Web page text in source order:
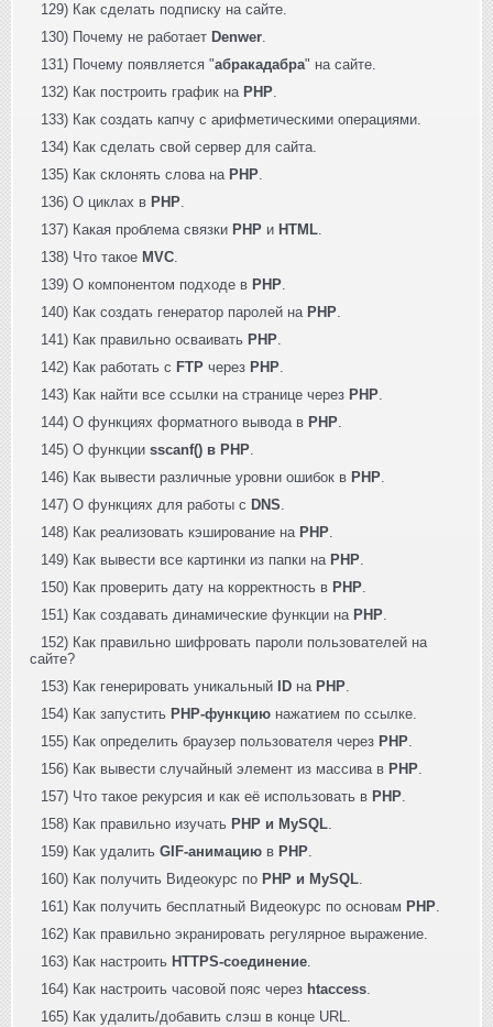
129) Как сделать подписку на сайте.
130) Почему не работает Denwer.
131) Почему появляется "абракадабра" на сайте.
132) Как построить график на PHP.
133) Как создать капчу с арифметическими операциями.
134) Как сделать свой сервер для сайта.
135) Как склонять слова на PHP.
136) О циклах в PHP.
137) Какая проблема связки PHP и HTML.
138) Что такое MVC.
139) О компонентом подходе в PHP.
140) Как создать генератор паролей на PHP.
141) Как правильно осваивать PHP.
142) Как работать с FTP через PHP.
143) Как найти все ссылки на странице через PHP.
144) О функциях форматного вывода в PHP.
145) О функции sscanf() в PHP.
146) Как вывести различные уровни ошибок в PHP.
147) О функциях для работы с DNS.
148) Как реализовать кэширование на PHP.
149) Как вывести все картинки из папки на PHP.
150) Как проверить дату на корректность в PHP.
151) Как создавать динамические функции на PHP.
152) Как правильно шифровать пароли пользователей на
сайте?
153) Как генерировать уникальный
ID на PHP.
154) Как запустить PHP-функцию нажатием по ссылке.
155) Как определить браузер пользователя через PHP.
156) Как вывести случайный элемент из массива в PHP.
157) Что такое рекурсия и как её использовать в PHP.
158) Как правильно изучать PHP и MySQL.
159) Как удалить GIF-анимацию в PHP.
160) Как получить Видеокурс по PHP и MySQL.
161) Как получить бесплатный Видеокурс по основам PHP.
162) Как правильно экранировать регулярное выражение.
163) Как настроить HTTPS-соединение.
164) Как настроить часовой пояс через htaccess.
165) Как удалить/добавить слэш в конце URL.